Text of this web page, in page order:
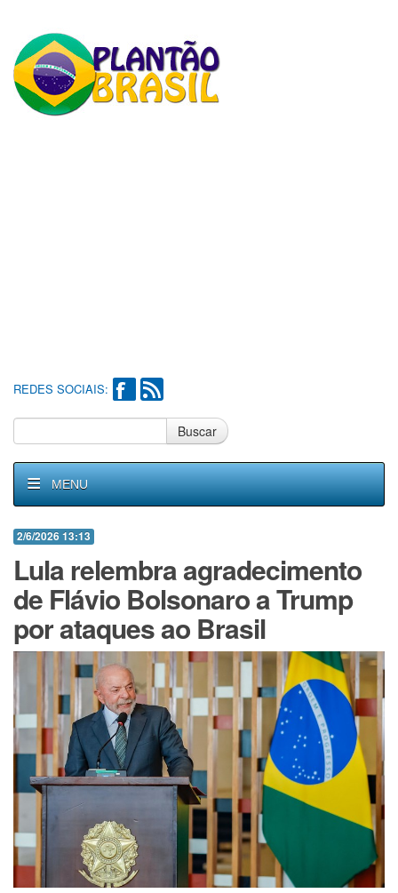
REDES SOCIAIS:
Buscar
MENU
2/6/2026 13:13
Lula relembra agradecimento
de Flávio Bolsonaro a Trump
por ataques ao Brasil